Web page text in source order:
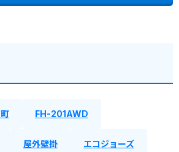
FH-201AWD
屋外壁掛 エコジョーズ